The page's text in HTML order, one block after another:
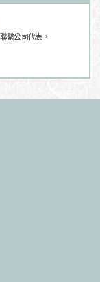
繫公司代表。